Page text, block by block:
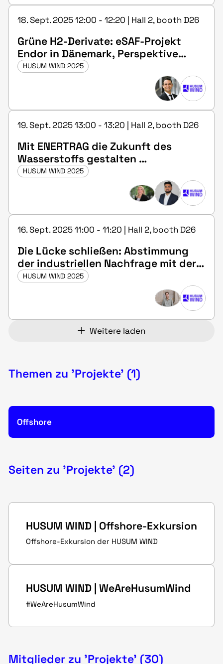
18. Sept. 2025 12:00 - 12:20 | Hall 2, booth D26
Grüne H2-Derivate: eSAF-Projekt
Endor in Dänemark, Perspektive
eines Investors
HUSUM WIND 2025
19. Sept. 2025 13:00 - 13:20 | Hall 2, booth D26
Mit ENERTRAG die Zukunft des
Wasserstoffs gestalten
(Vortragssprache: Deutsch)
HUSUM WIND 2025
16. Sept. 2025 11:00 - 11:20 | Hall 2, booth D26
Die Lücke schließen: Abstimmung
der industriellen Nachfrage mit der
Elektrolyse vor Ort in Deutschland
(Vortragssprache: Englisch)
HUSUM WIND 2025
Weitere laden
Themen zu 'Projekte' (1)
Offshore
Seiten zu 'Projekte' (2)
HUSUM WIND | Offshore-Exkursion
Offshore-Exkursion der HUSUM WIND
HUSUM WIND | WeAreHusumWind
#WeAreHusumWind
Mitglieder zu 'Projekte' (30)